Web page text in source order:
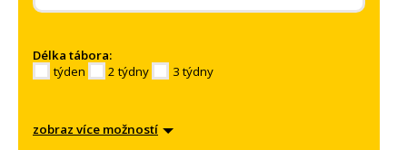
Délka tábora:
týden
2 týdny 3 týdny
zobraz více možností